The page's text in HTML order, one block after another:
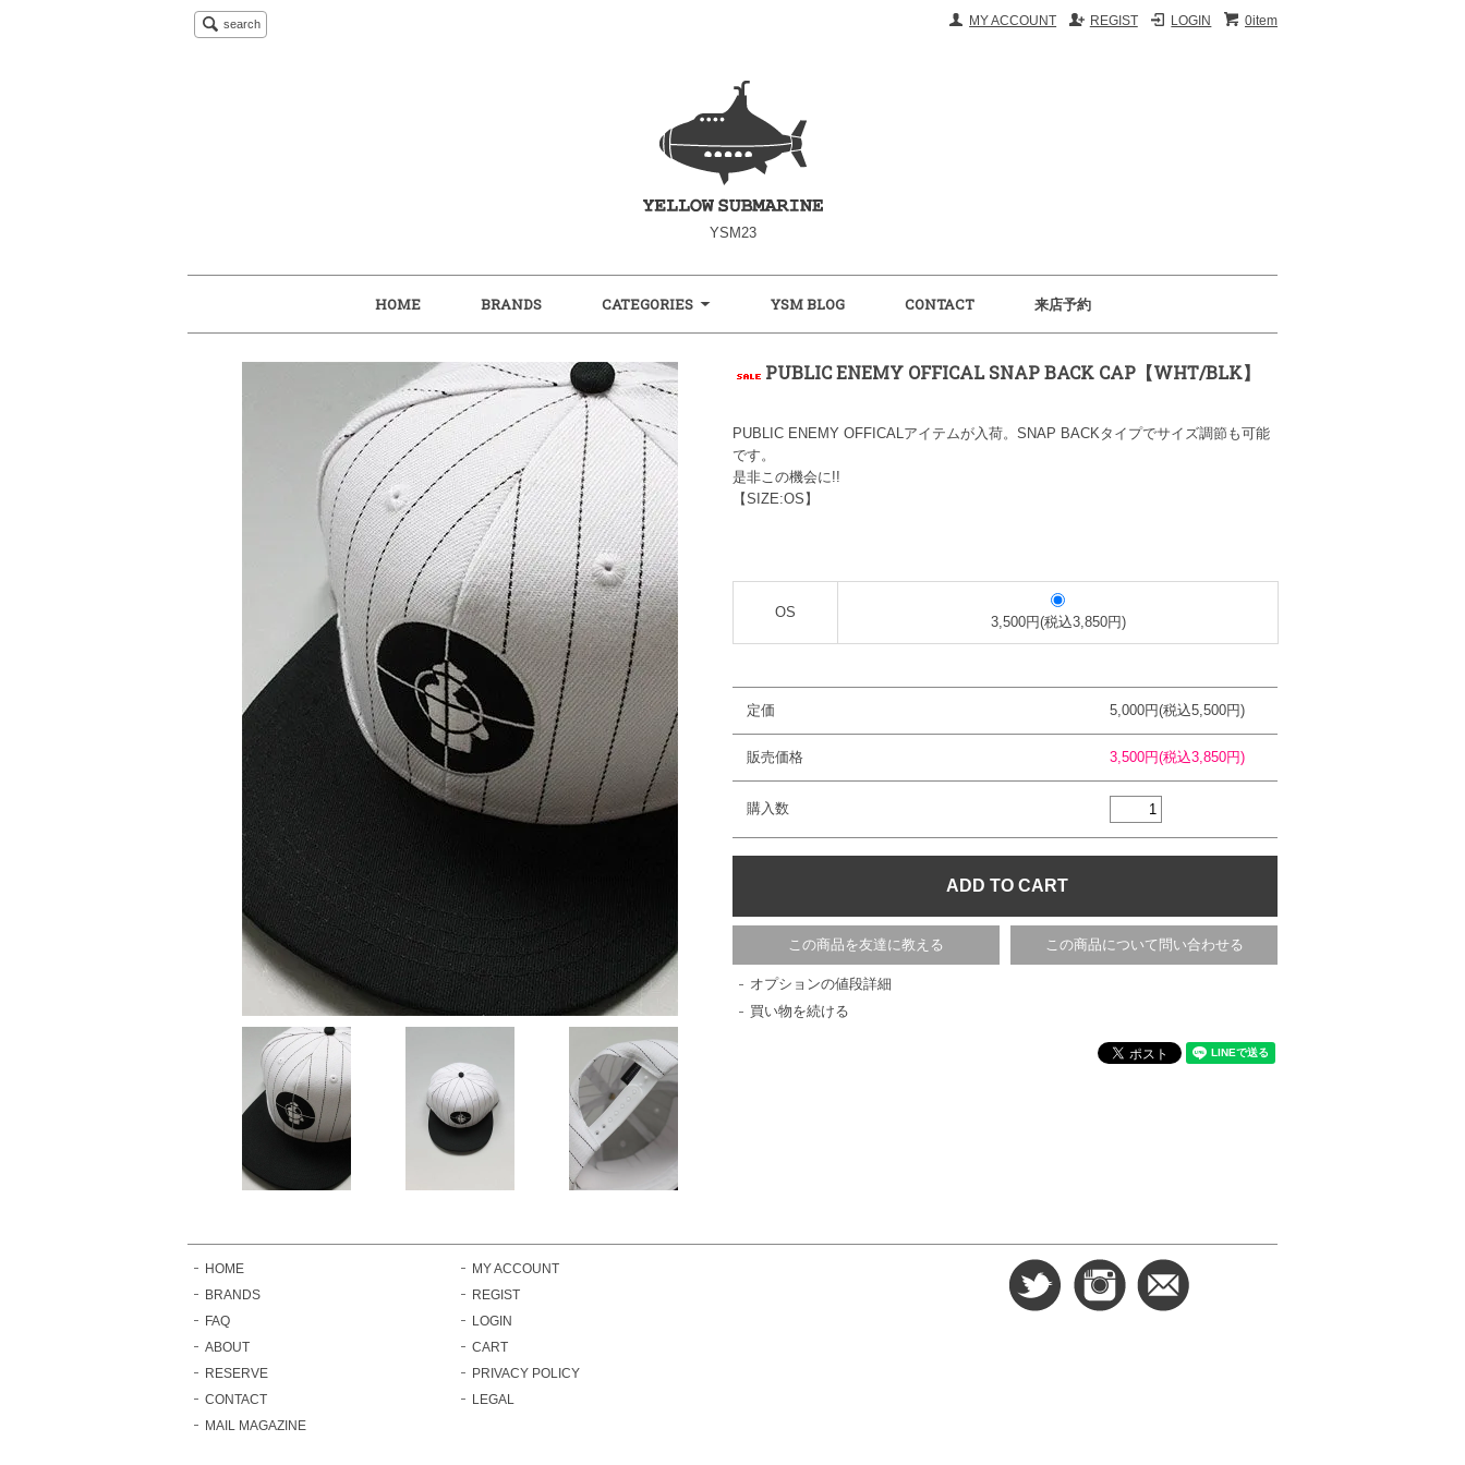
0item
LOGIN
REGIST
MY ACCOUNT
search
YSM23
HOME BRANDS CATEGORIES YSM BLOG CONTACT 来店予約
PUBLIC ENEMY OFFICAL SNAP BACK CAP【WHT/BLK】
PUBLIC ENEMY OFFICALアイテムが入荷。SNAP BACKタイプでサイズ調節も可能
です。
是非この機会に!!
【SIZE:OS】
OS
3,500円(税込3,850円)
定価 5,000円(税込5,500円)
販売価格 3,500円(税込3,850円)
購入数
この商品を友達に教える この商品について問い合わせる
オプションの値段詳細
買い物を続ける
HOME
BRANDS
FAQ
ABOUT
RESERVE
CONTACT
MAIL MAGAZINE
MY ACCOUNT
REGIST
LOGIN
CART
PRIVACY POLICY
LEGAL